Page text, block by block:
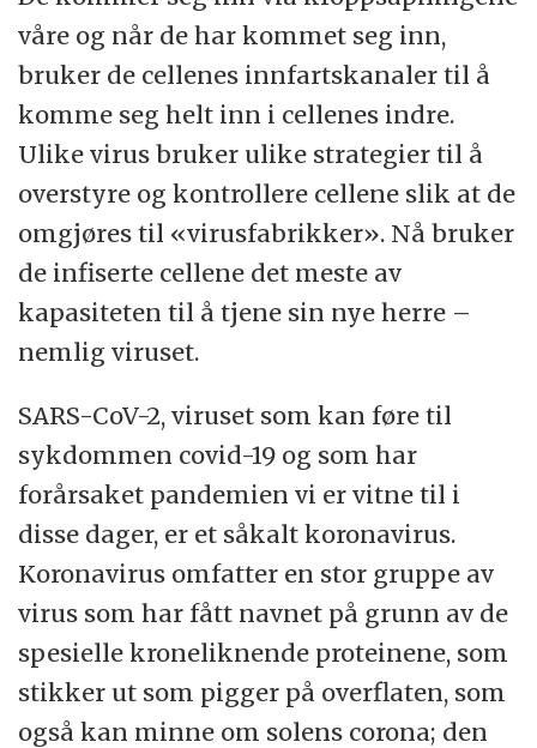
våre og når de har kommet seg inn,
bruker de cellenes innfartskanaler til å
komme seg helt inn i cellenes indre.
Ulike virus bruker ulike strategier til å
overstyre og kontrollere cellene slik at de
omgjøres til «virusfabrikker». Nå bruker
de infiserte cellene det meste av
kapasiteten til å tjene sin nye herre –
nemlig viruset.
SARS-CoV-2, viruset som kan føre til
sykdommen covid-19 og som har
forårsaket pandemien vi er vitne til i
disse dager, er et såkalt koronavirus.
Koronavirus omfatter en stor gruppe av
virus som har fått navnet på grunn av de
spesielle kroneliknende proteinene, som
stikker ut som pigger på overflaten, som
også kan minne om solens corona; den